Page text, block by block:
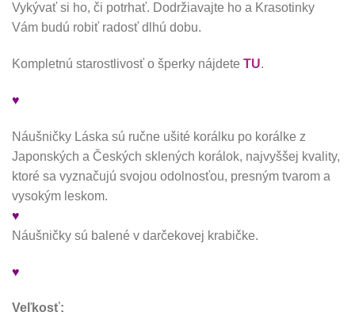
Vykývať si ho, či potrhať. Dodržiavajte ho a Krasotinky
Vám budú robiť radosť dlhú dobu.
Kompletnú starostlivosť o šperky nájdete TU.
♥
Náušničky Láska sú ručne ušité korálku po korálke z
Japonských a Českých sklených korálok, najvyššej kvality,
ktoré sa vyznačujú svojou odolnosťou, presným tvarom a
vysokým leskom.
♥
Náušničky sú balené v darčekovej krabičke.
♥
Veľkosť: